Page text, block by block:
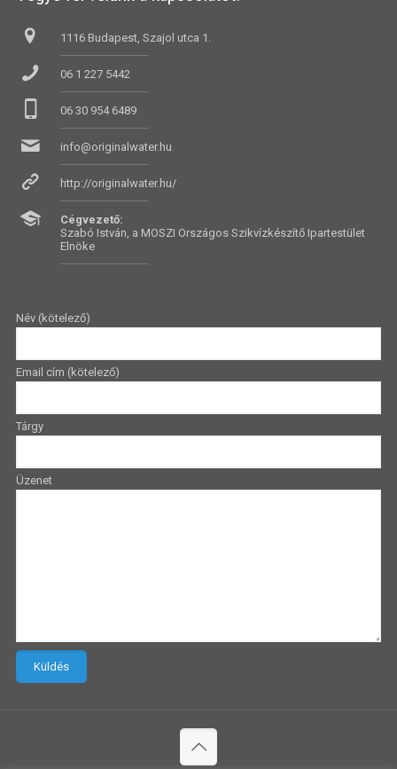
1116 Budapest, Szajol utca 1.
06 1 227 5442
06 30 954 6489
info@originalwater.hu
http://originalwater.hu/
Cégvezető:
Szabó István, a MOSZI Országos Szikvízkészítő Ipartestület
Elnöke
Név (kötelező)
Email cím (kötelező)
Tárgy
Üzenet